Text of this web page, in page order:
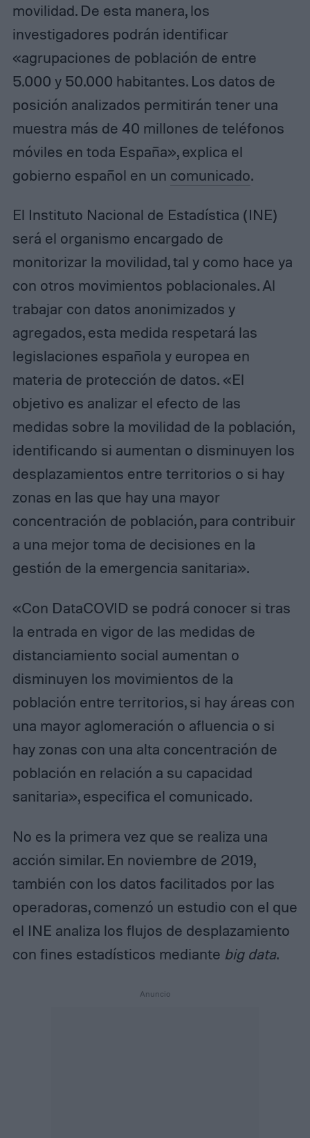
movilidad. De esta manera, los
investigadores podrán identificar
«agrupaciones de población de entre
5.000 y 50.000 habitantes. Los datos de
posición analizados permitirán tener una
muestra más de 40 millones de teléfonos
móviles en toda España», explica el
gobierno español en un comunicado.
El Instituto Nacional de Estadística (INE)
será el organismo encargado de
monitorizar la movilidad, tal y como hace ya
con otros movimientos poblacionales. Al
trabajar con datos anonimizados y
agregados, esta medida respetará las
legislaciones española y europea en
materia de protección de datos. «El
objetivo es analizar el efecto de las
medidas sobre la movilidad de la población,
identificando si aumentan o disminuyen los
desplazamientos entre territorios o si hay
zonas en las que hay una mayor
concentración de población, para contribuir
a una mejor toma de decisiones en la
gestión de la emergencia sanitaria».
«Con DataCOVID se podrá conocer si tras
la entrada en vigor de las medidas de
distanciamiento social aumentan o
disminuyen los movimientos de la
población entre territorios, si hay áreas con
una mayor aglomeración o afluencia o si
hay zonas con una alta concentración de
población en relación a su capacidad
sanitaria», especifica el comunicado.
No es la primera vez que se realiza una
acción similar. En noviembre de 2019,
también con los datos facilitados por las
operadoras, comenzó un estudio con el que
el INE analiza los flujos de desplazamiento
con fines estadísticos mediante big data.